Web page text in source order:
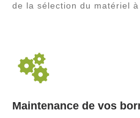
de la sélection du matériel
Maintenance de vos